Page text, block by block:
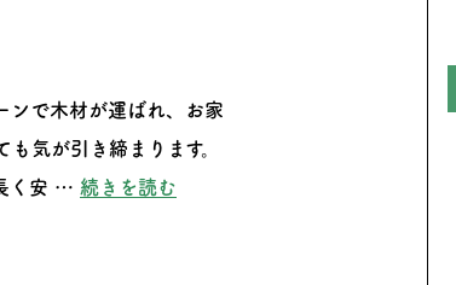
ンで木材が運ばれ、お家
気が引き締まります。
く安 … 続きを読む“『斑鳩町Ｙ様邸 宵組・上棟』”